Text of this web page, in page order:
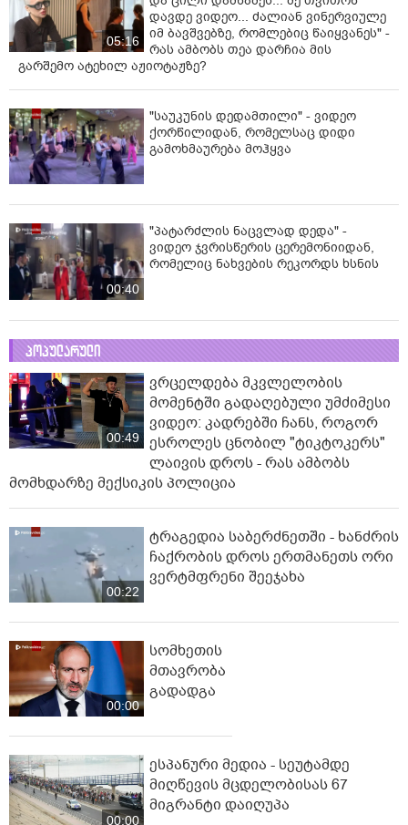
05:16
დავდე ვიდეო... ძალიან ვინერვიულე
იმ ბავშვებზე, რომლებიც წაიყვანეს" -
რას ამბობს თეა დარჩია მის
გარშემო ატეხილ აჟიოტაჟზე?
"საუკუნის დედამთილი" - ვიდეო
ქორწილიდან, რომელსაც დიდი
გამოხმაურება მოჰყვა
00:40
"პატარძლის ნაცვლად დედა" -
ვიდეო ჯვრისწერის ცერემონიიდან,
რომელიც ნახვების რეკორდს ხსნის
პოპულარული
00:49
ვრცელდება მკვლელობის
მომენტში გადაღებული უმძიმესი
ვიდეო: კადრებში ჩანს, როგორ
ესროლეს ცნობილ "ტიკტოკერს"
ლაივის დროს - რას ამბობს
მომხდარზე მექსიკის პოლიცია
00:22
ტრაგედია საბერძნეთში - ხანძრის
ჩაქრობის დროს ერთმანეთს ორი
ვერტმფრენი შეეჯახა
00:00
სომხეთის
მთავრობა
გადადგა
00:00
ესპანური მედია - სეუტამდე
მიღწევის მცდელობისას 67
მიგრანტი დაიღუპა